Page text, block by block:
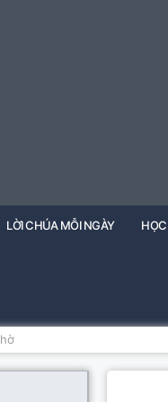
LỜI CHÚA MỖI NGÀY